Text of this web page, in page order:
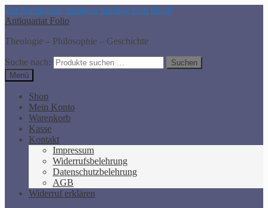
Zur Navigation springen Springe zum Inhalt
Antiquariat Folio
Theologie – Philosophie – Geschichte
Suche nach:
Suchen
Menü
Shop
Mein Konto
Warenkorb
Kasse
Kontakt
Impressum
Widerrufsbelehrung
Datenschutzbelehrung
AGB
Widerruf erklären